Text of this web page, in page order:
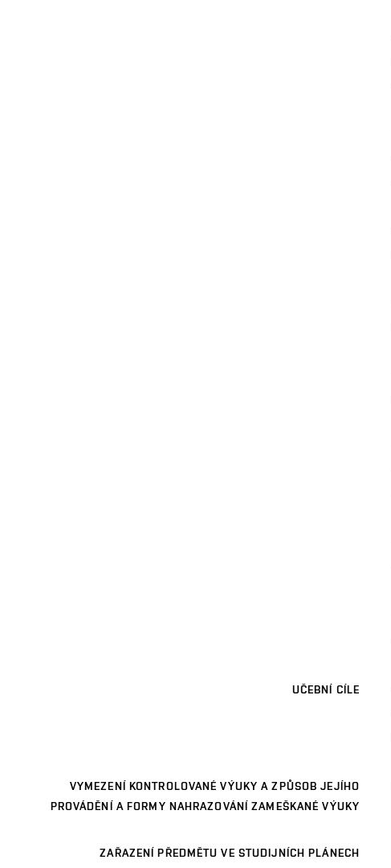
UČEBNÍ CÍLE
VYMEZENÍ KONTROLOVANÉ VÝUKY A ZPŮSOB JEJÍHO
PROVÁDĚNÍ A FORMY NAHRAZOVÁNÍ ZAMEŠKANÉ VÝUKY
ZAŘAZENÍ PŘEDMĚTU VE STUDIJNÍCH PLÁNECH